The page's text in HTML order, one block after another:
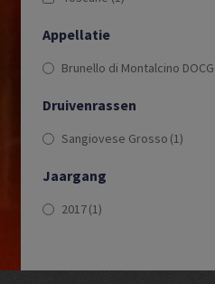
Appellatie
Brunello di Montalcino DOCG
Druivenrassen
Sangiovese Grosso (1)
Jaargang
2017(1)